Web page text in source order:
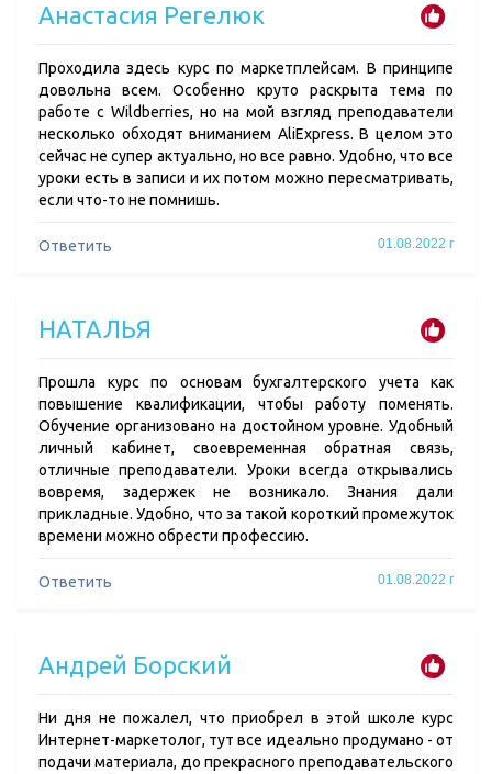
Анастасия Регелюк
Проходила здесь курс по маркетплейсам. В принципе
довольна всем. Особенно круто раскрыта тема по
работе с Wildberries, но на мой взгляд преподаватели
несколько обходят вниманием AliExpress. В целом это
сейчас не супер актуально, но все равно. Удобно, что все
уроки есть в записи и их потом можно пересматривать,
если что-то не помнишь.
Ответить 01.08.2022 г
НАТАЛЬЯ
Прошла курс по основам бухгалтерского учета как
повышение квалификации, чтобы работу поменять.
Обучение организовано на достойном уровне. Удобный
личный кабинет, своевременная обратная связь,
отличные преподаватели. Уроки всегда открывались
вовремя, задержек не возникало. Знания дали
прикладные. Удобно, что за такой короткий промежуток
времени можно обрести профессию.
Ответить 01.08.2022 г
Андрей Борский
Ни дня не пожалел, что приобрел в этой школе курс
Интернет-маркетолог, тут все идеально продумано - от
подачи материала, до прекрасного преподавательского